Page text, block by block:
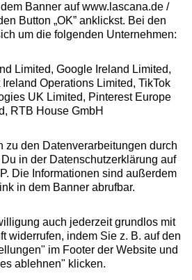
Versandkosten
zur Bonitätsprüfung
Banner auf www.lascana.de /
Button „OK” anklickst. Bei den
um die folgenden Unternehmen:
Limited, Google Ireland Limited,
Operations Limited, TikTok
UK Limited, Pinterest Europe
RTB House GmbH
zu den Datenverarbeitungen durch
in der Datenschutzerklärung auf
Die Informationen sind außerdem
in dem Banner abrufbar.
auch jederzeit grundlos mit
widerrufen, indem Sie z. B. auf den
im Footer der Website und
ablehnen" klicken.